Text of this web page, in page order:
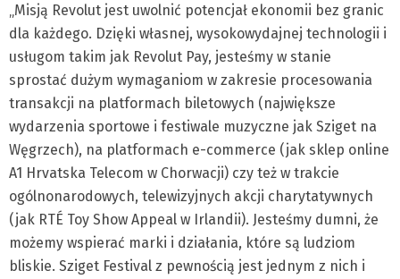
„Misją Revolut jest uwolnić potencjał ekonomii bez granic
dla każdego. Dzięki własnej, wysokowydajnej technologii i
usługom takim jak Revolut Pay, jesteśmy w stanie
sprostać dużym wymaganiom w zakresie procesowania
transakcji na platformach biletowych (największe
wydarzenia sportowe i festiwale muzyczne jak Sziget na
Węgrzech), na platformach e-commerce (jak sklep online
A1 Hrvatska Telecom w Chorwacji) czy też w trakcie
ogólnonarodowych, telewizyjnych akcji charytatywnych
(jak RTÉ Toy Show Appeal w Irlandii). Jesteśmy dumni, że
możemy wspierać marki i działania, które są ludziom
bliskie. Sziget Festival z pewnością jest jednym z nich i